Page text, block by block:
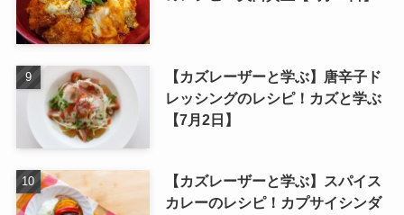
【カズレーザーと学ぶ】唐辛子ド
レッシングのレシピ！カズと学ぶ
【7月2日】
【カズレーザーと学ぶ】スパイス
カレーのレシピ！カプサイシンダ